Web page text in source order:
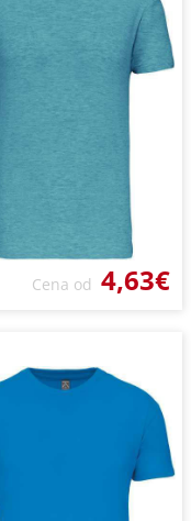
Cena od 4,63€